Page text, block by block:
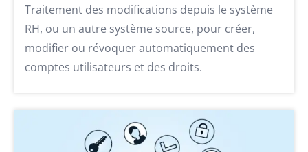
Traitement des modifications depuis le système
RH, ou un autre système source, pour créer,
modifier ou révoquer automatiquement des
comptes utilisateurs et des droits.